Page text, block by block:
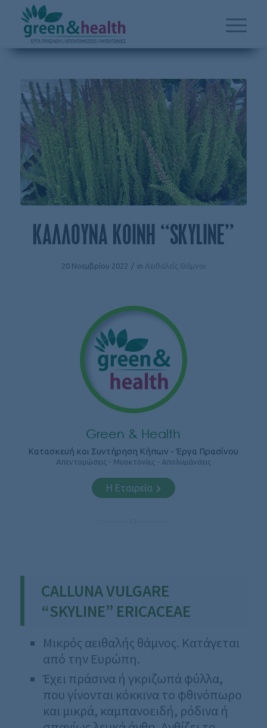
ΚΑΛΛΟΥΝΑ ΚΟΙΝΗ “SKYLINE”
20 Νοεμβρίου 2022 / in Αειθαλείς Θάμνοι
Green & Health
Κατασκευή και Συντήρηση Κήπων - Έργα Πρασίνου
Απεντομώσεις - Μυοκτονίες - Απολυμάνσεις
Η Εταιρεία
CALLUNA VULGARE
“SKYLINE” ERICACEAE
Μικρός αειθαλής θάμνος. Κατάγεται
από την Ευρώπη.
Έχει πράσινα ή γκριζωπά φύλλα,
που γίνονται κόκκινα το φθινόπωρο
και μικρά, καμπανοειδή, ρόδινα ή